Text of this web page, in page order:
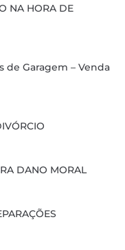
NA HORA DE
de Garagem – Venda
DANO MORAL